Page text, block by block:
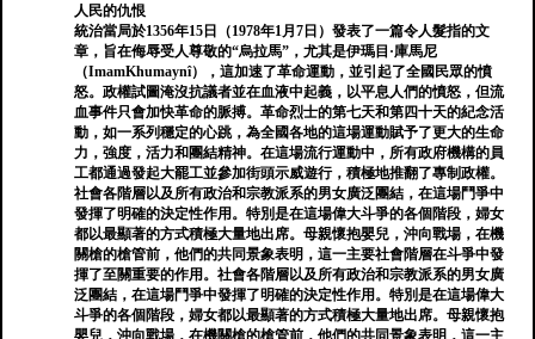
人民的仇恨
統治當局於1356年15日（1978年1月7日）發表了一篇令人髮指的文
章，旨在侮辱受人尊敬的“烏拉馬”，尤其是伊瑪目·庫馬尼
（ImamKhumaynî），這加速了革命運動，並引起了全國民眾的憤
怒。政權試圖淹沒抗議者並在血液中起義，以平息人們的憤怒，但流
血事件只會加快革命的脈搏。革命烈士的第七天和第四十天的紀念活
動，如一系列穩定的心跳，為全國各地的這場運動賦予了更大的生命
力，強度，活力和團結精神。在這場流行運動中，所有政府機構的員
工都通過發起大罷工並參加街頭示威遊行，積極地推翻了專制政權。
社會各階層以及所有政治和宗教派系的男女廣泛團結，在這場鬥爭中
發揮了明確的決定性作用。特別是在這場偉大斗爭的各個階段，婦女
都以最顯著的方式積極大量地出席。母親懷抱嬰兒，沖向戰場，在機
關槍的槍管前，他們的共同景象表明，這一主要社會階層在斗爭中發
揮了至關重要的作用。社會各階層以及所有政治和宗教派系的男女廣
泛團結，在這場鬥爭中發揮了明確的決定性作用。特別是在這場偉大
斗爭的各個階段，婦女都以最顯著的方式積極大量地出席。母親懷抱
嬰兒，沖向戰場，在機關槍的槍管前，他們的共同景象表明，這一主